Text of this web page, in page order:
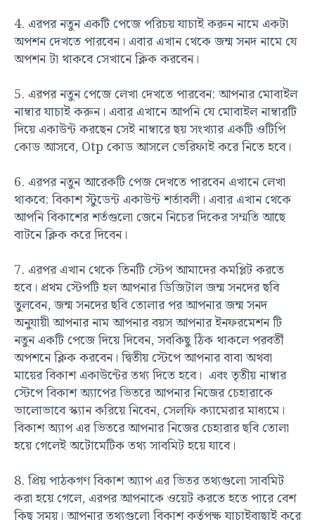
4. এরপর নতুন একটি পেজে পরিচয় যাচাই করুন নামে একটা
অপশন দেখতে পারবেন। এবার এখান থেকে জন্ম সনদ নামে যে
অপশন টা থাকবে সেখানে ক্লিক করবেন।
5. এরপর নতুন পেজে লেখা দেখতে পারবেন: আপনার মোবাইল
নাম্বার যাচাই করুন। এবার এখানে আপনি যে মোবাইল নাম্বারটি
দিয়ে একাউন্ট করছেন সেই নাম্বারে ছয় সংখ্যার একটি ওটিপি
কোড আসবে, Otp কোড আসলে ভেরিফাই করে নিতে হবে।
6. এরপর নতুন আরেকটি পেজ দেখতে পারবেন এখানে লেখা
থাকবে: বিকাশ স্টুডেন্ট একাউন্ট শর্তাবলী। এবার এখান থেকে
আপনি বিকাশের শর্তগুলো জেনে নিচের দিকের সম্মতি আছে
বাটনে ক্লিক করে দিবেন।
7. এরপর এখান থেকে তিনটি স্টেপ আমাদের কমপ্লিট করতে
হবে। প্রথম স্টেপটি হল আপনার ডিজিটাল জন্ম সনদের ছবি
তুলবেন, জন্ম সনদের ছবি তোলার পর আপনার জন্ম সনদ
অনুযায়ী আপনার নাম আপনার বয়স আপনার ইনফরমেশন টি
নতুন একটি পেজে দিয়ে দিবেন, সবকিছু ঠিক থাকলে পরবর্তী
অপশনে ক্লিক করবেন। দ্বিতীয় স্টেপে আপনার বাবা অথবা
মায়ের বিকাশ একাউন্টের তথ্য দিতে হবে। এবং তৃতীয় নাম্বার
স্টেপে বিকাশ অ্যাপের ভিতরে আপনার নিজের চেহারাকে
ভালোভাবে স্ক্যান করিয়ে নিবেন, সেলফি ক্যামেরার মাধ্যমে।
বিকাশ অ্যাপ এর ভিতরে আপনার নিজের চেহারার ছবি তোলা
হয়ে গেলেই অটোমেটিক তথ্য সাবমিট হয়ে যাবে।
8. প্রিয় পাঠকগণ বিকাশ অ্যাপ এর ভিতর তথ্যগুলো সাবমিট
করা হয়ে গেলে, এরপর আপনাকে ওয়েট করতে হতে পারে বেশ